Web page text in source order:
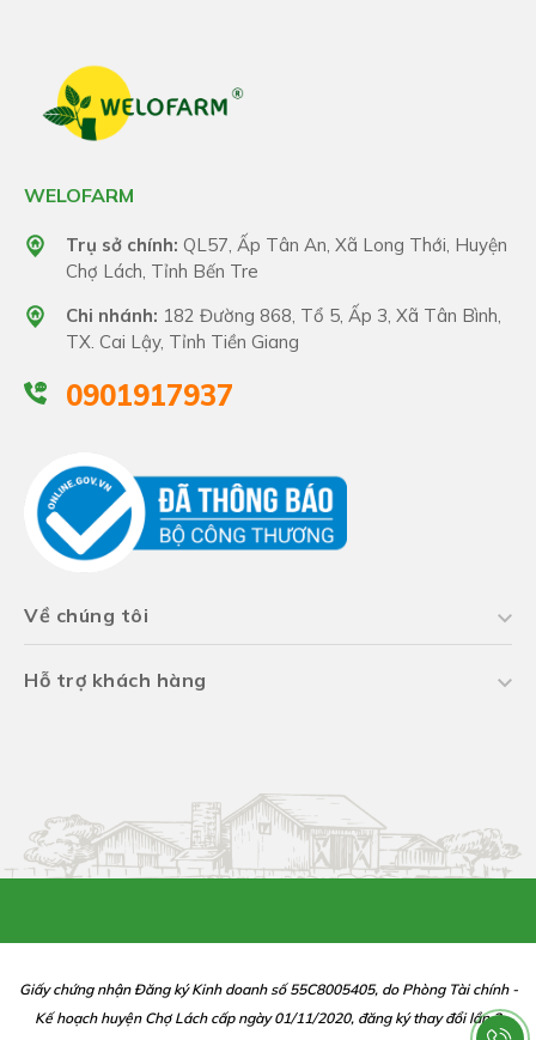
WELOFARM
Trụ sở chính: QL57, Ấp Tân An, Xã Long Thới, Huyện
Chợ Lách, Tỉnh Bến Tre
Chi nhánh: 182 Đường 868, Tổ 5, Ấp 3, Xã Tân Bình,
TX. Cai Lậy, Tỉnh Tiền Giang
0901917937
Về chúng tôi
Hỗ trợ khách hàng
Giấy chứng nhận Đăng ký Kinh doanh số 55C8005405, do Phòng Tài chính -
Kế hoạch huyện Chợ Lách cấp ngày 01/11/2020, đăng ký thay đổi lần 2